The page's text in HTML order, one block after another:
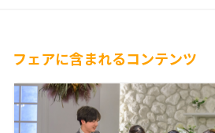
フェアに含まれるコンテンツ